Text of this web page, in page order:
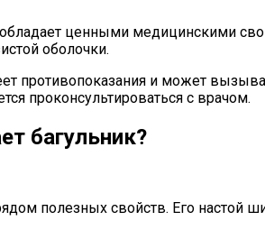
ценными медицинскими
оболочки.
противопоказания и может
проконсультироваться с врачом.
багульник?
полезных свойств. Его настой